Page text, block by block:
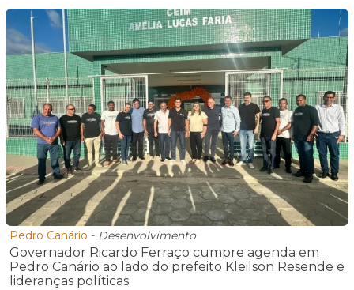
Pedro Canário - Desenvolvimento
Governador Ricardo Ferraço cumpre agenda em
Pedro Canário ao lado do prefeito Kleilson Resende e
lideranças políticas